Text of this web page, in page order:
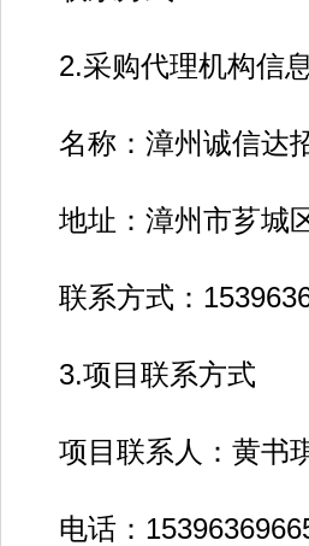
2.采购代理机构信息
名称：漳州诚信达招
地址：漳州市芗城区
联系方式：
3.项目联系方式
项目联系人：黄书
电话：